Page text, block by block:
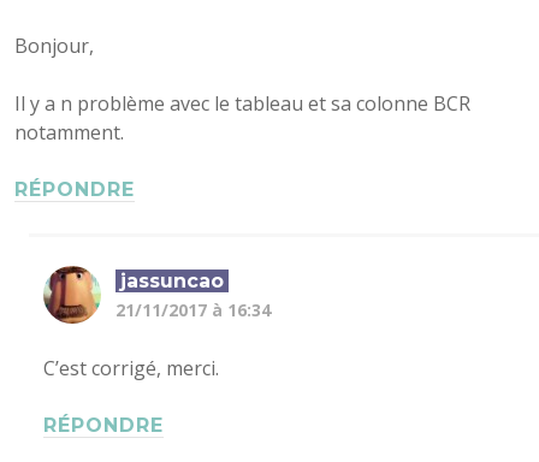
Bonjour,
Il y a n problème avec le tableau et sa colonne BCR
notamment.
RÉPONDRE
jassuncao
21/11/2017 à 16:34
C’est corrigé, merci.
RÉPONDRE